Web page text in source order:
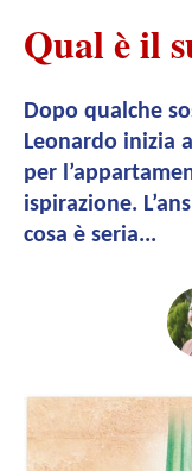
Qual è il
Dopo qualche
Leonardo inizia
per
ispirazione.
cosa è seria...